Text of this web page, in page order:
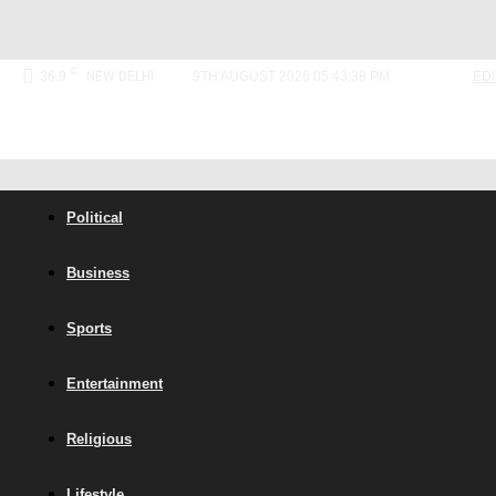
Political
Business
Sports
Entertainment
Religious